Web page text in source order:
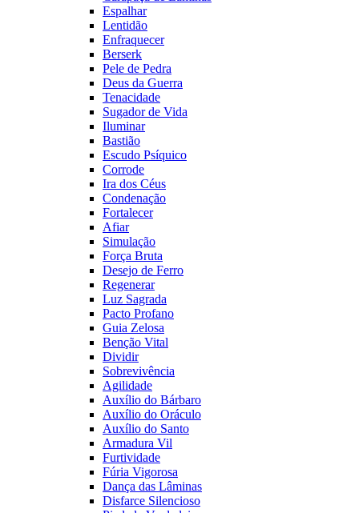
Espalhar
Lentidão
Enfraquecer
Berserk
Pele de Pedra
Deus da Guerra
Tenacidade
Sugador de Vida
Iluminar
Bastião
Escudo Psíquico
Corrode
Ira dos Céus
Condenação
Fortalecer
Afiar
Simulação
Força Bruta
Desejo de Ferro
Regenerar
Luz Sagrada
Pacto Profano
Guia Zelosa
Benção Vital
Dividir
Sobrevivência
Agilidade
Auxílio do Bárbaro
Auxílio do Oráculo
Auxílio do Santo
Armadura Vil
Furtividade
Fúria Vigorosa
Dança das Lâminas
Disfarce Silencioso